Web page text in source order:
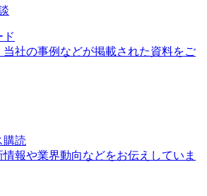
ド
当社の事例などが掲載された資料をご
購読
報や業界動向などをお伝えしていま